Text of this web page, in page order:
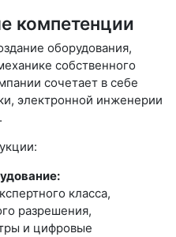
компетенции
оборудования,
собственного
сочетает в себе
электронной инженерии
класса,
разрешения,
и цифровые